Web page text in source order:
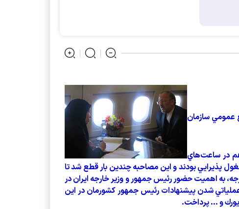
سازمان
در ساعت‌هاي
پذيرايي بودند و اين مصاحبه‌ چندين بار قطع شد تا
به اهميت حضور رئيس جمهور و وزير خارجه ايران در
شدن پيشنهادات رئيس جمهور كشورمان در اين
و ... پرداخت.